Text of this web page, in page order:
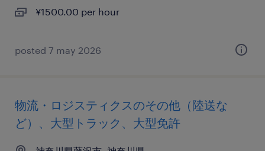
¥1500.00 per hour
posted 7 may 2026
物流・ロジスティクスのその他（陸送な
ど）、大型トラック、大型免許